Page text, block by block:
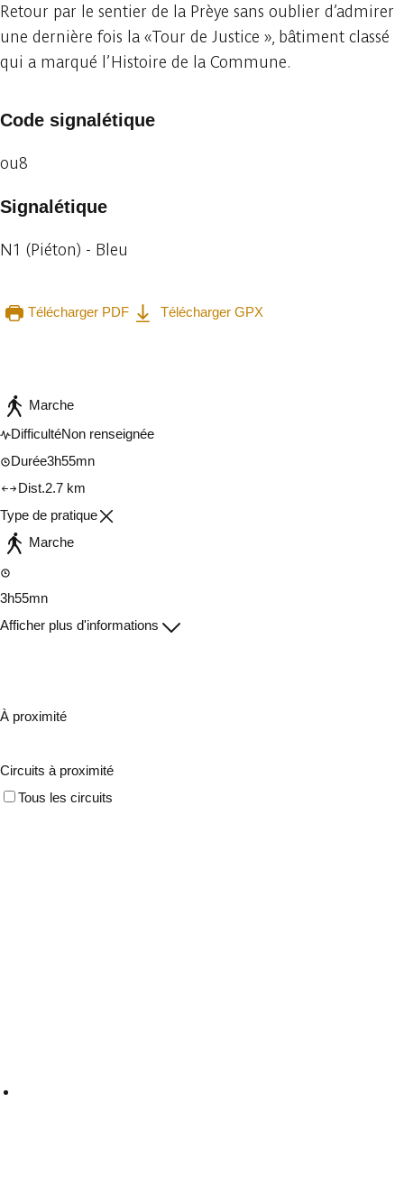
Retour par le sentier de la Prèye sans oublier d’admirer
une dernière fois la «Tour de Justice », bâtiment classé
qui a marqué l’Histoire de la Commune.
Code signalétique
ou8
Signalétique
N1 (Piéton) - Bleu
Télécharger PDF
Télécharger GPX
Marche
DifficultéNon renseignée
Durée3h55mn
Dist.2.7 km
Type de pratique
Marche
3h55mn
Afficher plus d'informations
À proximité
Circuits à proximité
Tous les circuits